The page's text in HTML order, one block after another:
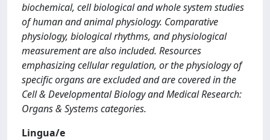
biochemical, cell biological and whole system studies
of human and animal physiology. Comparative
physiology, biological rhythms, and physiological
measurement are also included. Resources
emphasizing cellular regulation, or the physiology of
specific organs are excluded and are covered in the
Cell & Developmental Biology and Medical Research:
Organs & Systems categories.
Lingua/e